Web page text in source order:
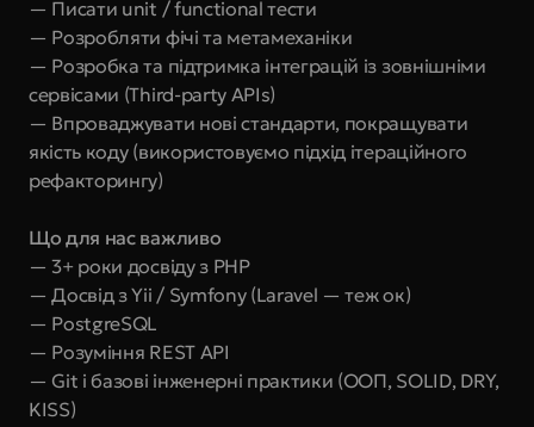
— Писати unit / functional тести
— Розробляти фічі та метамеханіки
— Розробка та підтримка інтеграцій із зовнішніми
сервісами (Third-party APIs)
— Впроваджувати нові стандарти, покращувати
якість коду (використовуємо підхід ітераційного
рефакторингу)
Що для нас важливо
— 3+ роки досвіду з PHP
— Досвід з Yii / Symfony (Laravel — теж ок)
— PostgreSQL
— Розуміння REST API
— Git і базові інженерні практики (ООП, SOLID, DRY,
KISS)